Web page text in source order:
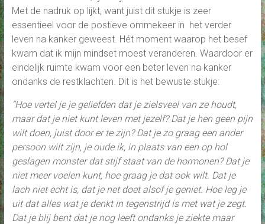
Met de nadruk op lijkt, want juist dit stukje is zeer
essentieel voor de postieve ommekeer in het verder
leven na kanker geweest. Hét moment waarop het besef
kwam dat ik mijn mindset moest veranderen. Waardoor er
eindelijk ruimte kwam voor een beter leven na kanker
ondanks de restklachten. Dit is het bewuste stukje:
“Hoe vertel je je geliefden dat je zielsveel van ze houdt,
maar dat je niet kunt leven met jezelf? Dat je hen geen pijn
wilt doen, juist door er te zijn? Dat je zo graag een ander
persoon wilt zijn, je oude ik, in plaats van een op hol
geslagen monster dat stijf staat van de hormonen? Dat je
niet meer voelen kunt, hoe graag je dat ook wilt. Dat je
lach niet echt is, dat je net doet alsof je geniet. Hoe leg je
uit dat alles wat je denkt in tegenstrijd is met wat je zegt.
Dat je blij bent dat je nog leeft ondanks je ziekte maar